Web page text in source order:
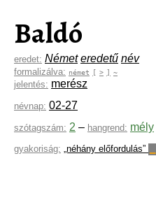
Baldó
eredet: Német eredetű név
formalizálva: német [ > ] ~
jelentés: merész
névnap: 02-27
szótagszám: 2 – hangrend: mély
gyakoriság: „néhány előfordulás”